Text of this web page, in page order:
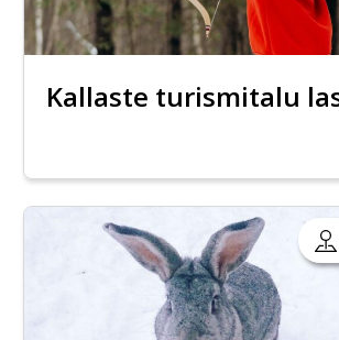
Kallaste turismitalu